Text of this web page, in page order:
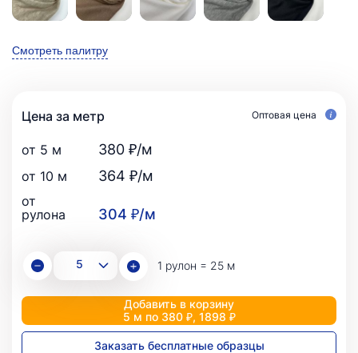
Смотреть палитру
Цена за метр Оптовая цена
от 5 м 380 ₽/м
от 10 м 364 ₽/м
от
рулона
304 ₽/м
1 рулон = 25 м
Добавить в корзину
5 м по 380 ₽, 1898 ₽
Заказать бесплатные образцы